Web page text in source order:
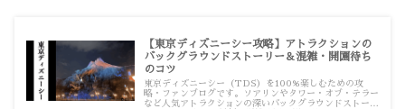
【東京ディズニーシー攻略】アトラクションの
バックグラウンドストーリー＆混雑・開園待ち
のコツ
東京ディズニーシー（TDS）を100%楽しむための攻
略・ファンブログです。ソアリンやタワー・オブ・テラー
など人気アトラクションの深いバックグラウンドストーリ